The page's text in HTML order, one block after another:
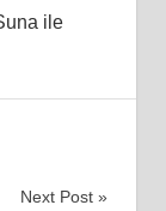
ile
Next Post